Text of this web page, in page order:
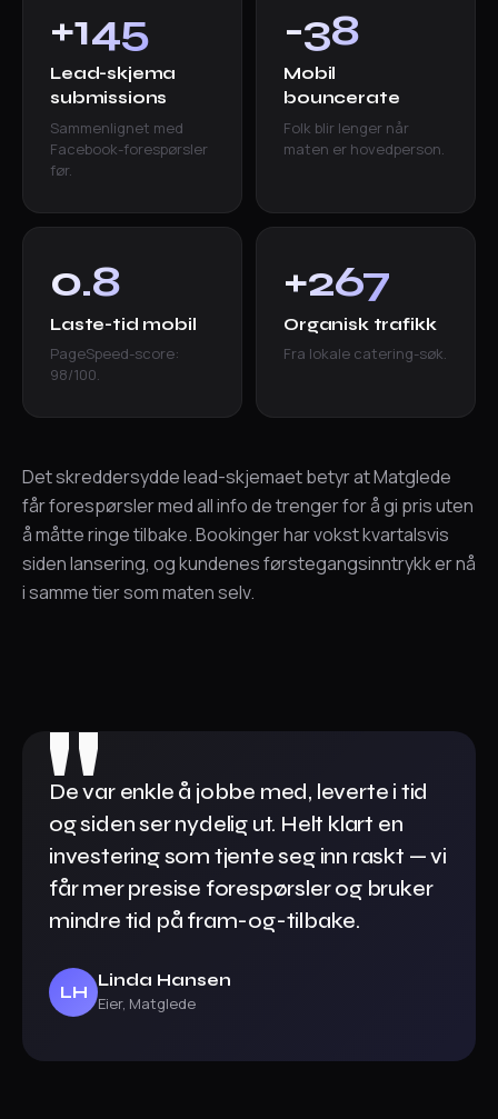
+145
Lead-skjema
submissions
Sammenlignet med
Facebook-forespørsler
før.
-38%
Mobil
bouncerate
Folk blir lenger når
maten er hovedperson.
0.8s
Laste-tid mobil
PageSpeed-score:
98/100.
+267
Organisk trafikk
Fra lokale catering-søk.
Det skreddersydde lead-skjemaet betyr at Matglede
får forespørsler med all info de trenger for å gi pris uten
å måtte ringe tilbake. Bookinger har vokst kvartalsvis
siden lansering, og kundenes førstegangsinntrykk er nå
i samme tier som maten selv.
De var enkle å jobbe med, leverte i tid
og siden ser nydelig ut. Helt klart en
investering som tjente seg inn raskt — vi
får mer presise forespørsler og bruker
mindre tid på fram-og-tilbake.
LH
Linda Hansen
Eier, Matglede